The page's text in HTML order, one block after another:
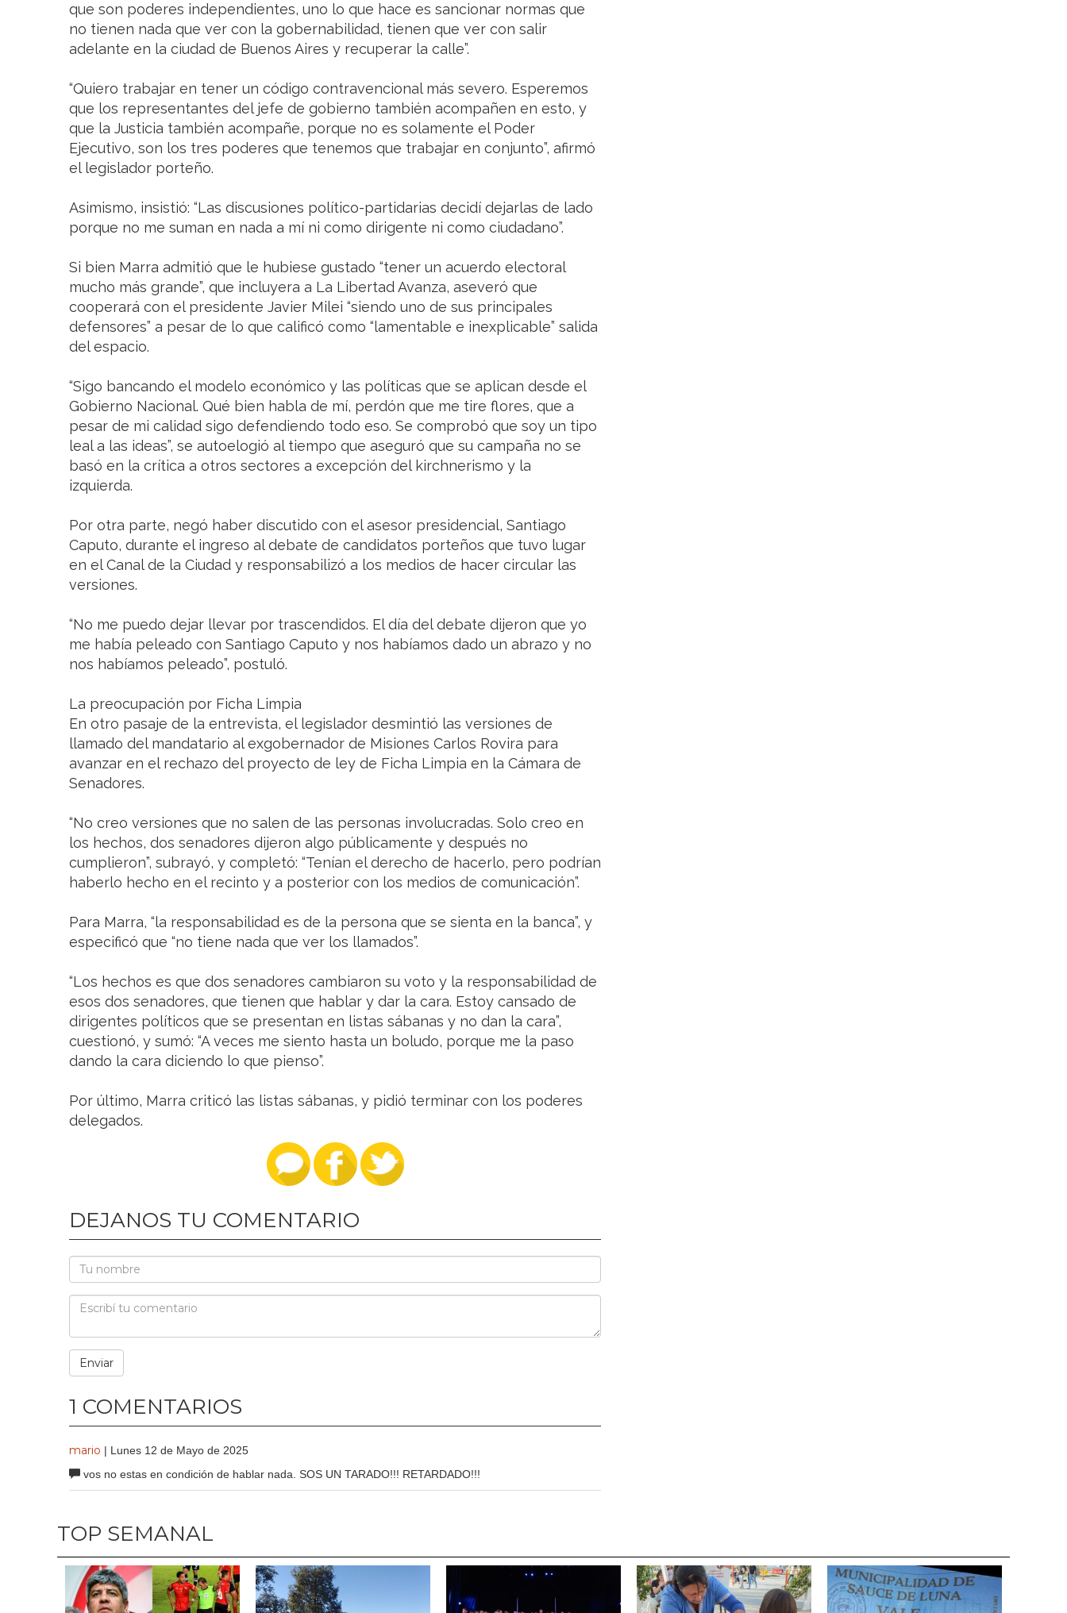
que son poderes independientes, uno lo que hace es sancionar normas que
no tienen nada que ver con la gobernabilidad, tienen que ver con salir
adelante en la ciudad de Buenos Aires y recuperar la calle”.
“Quiero trabajar en tener un código contravencional más severo. Esperemos
que los representantes del jefe de gobierno también acompañen en esto, y
que la Justicia también acompañe, porque no es solamente el Poder
Ejecutivo, son los tres poderes que tenemos que trabajar en conjunto”, afirmó
el legislador porteño.
Asimismo, insistió: “Las discusiones político-partidarias decidí dejarlas de lado
porque no me suman en nada a mí ni como dirigente ni como ciudadano”.
Si bien Marra admitió que le hubiese gustado “tener un acuerdo electoral
mucho más grande”, que incluyera a La Libertad Avanza, aseveró que
cooperará con el presidente Javier Milei “siendo uno de sus principales
defensores” a pesar de lo que calificó como “lamentable e inexplicable” salida
del espacio.
“Sigo bancando el modelo económico y las políticas que se aplican desde el
Gobierno Nacional. Qué bien habla de mí, perdón que me tire flores, que a
pesar de mi calidad sigo defendiendo todo eso. Se comprobó que soy un tipo
leal a las ideas”, se autoelogió al tiempo que aseguró que su campaña no se
basó en la crítica a otros sectores a excepción del kirchnerismo y la
izquierda.
Por otra parte, negó haber discutido con el asesor presidencial, Santiago
Caputo, durante el ingreso al debate de candidatos porteños que tuvo lugar
en el Canal de la Ciudad y responsabilizó a los medios de hacer circular las
versiones.
“No me puedo dejar llevar por trascendidos. El día del debate dijeron que yo
me había peleado con Santiago Caputo y nos habíamos dado un abrazo y no
nos habíamos peleado”, postuló.
La preocupación por Ficha Limpia
En otro pasaje de la entrevista, el legislador desmintió las versiones de
llamado del mandatario al exgobernador de Misiones Carlos Rovira para
avanzar en el rechazo del proyecto de ley de Ficha Limpia en la Cámara de
Senadores.
“No creo versiones que no salen de las personas involucradas. Solo creo en
los hechos, dos senadores dijeron algo públicamente y después no
cumplieron”, subrayó, y completó: “Tenían el derecho de hacerlo, pero podrían
haberlo hecho en el recinto y a posterior con los medios de comunicación”.
Para Marra, “la responsabilidad es de la persona que se sienta en la banca”, y
especificó que “no tiene nada que ver los llamados”.
“Los hechos es que dos senadores cambiaron su voto y la responsabilidad de
esos dos senadores, que tienen que hablar y dar la cara. Estoy cansado de
dirigentes políticos que se presentan en listas sábanas y no dan la cara”,
cuestionó, y sumó: “A veces me siento hasta un boludo, porque me la paso
dando la cara diciendo lo que pienso”.
Por último, Marra criticó las listas sábanas, y pidió terminar con los poderes
delegados.
DEJANOS TU COMENTARIO
1 COMENTARIOS
mario | Lunes 12 de Mayo de 2025
vos no estas en condición de hablar nada. SOS UN TARADO!!! RETARDADO!!!
TOP SEMANAL